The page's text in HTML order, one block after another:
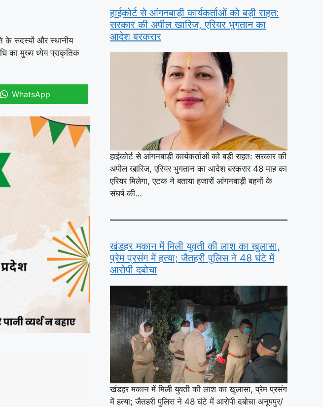
के सदस्यों और स्थानीय
का मुख्य ध्येय प्राकृतिक
WhatsApp
हाईकोर्ट से आंगनबाड़ी कार्यकर्ताओं को बड़ी राहत:
सरकार की अपील खारिज, एरियर भुगतान का
आदेश बरकरार
हाईकोर्ट से आंगनबाड़ी कार्यकर्ताओं को बड़ी राहत: सरकार की
अपील खारिज, एरियर भुगतान का आदेश बरकरार 48 माह का
एरियर मिलेगा, एटक ने बताया हजारों आंगनबाड़ी बहनों के
संघर्ष की…
खंडहर मकान में मिली युवती की लाश का खुलासा,
प्रेम प्रसंग में हत्या; जैतहरी पुलिस ने 48 घंटे में
आरोपी दबोचा
खंडहर मकान में मिली युवती की लाश का खुलासा, प्रेम प्रसंग
में हत्या; जैतहरी पुलिस ने 48 घंटे में आरोपी दबोचा अनूपपुर/